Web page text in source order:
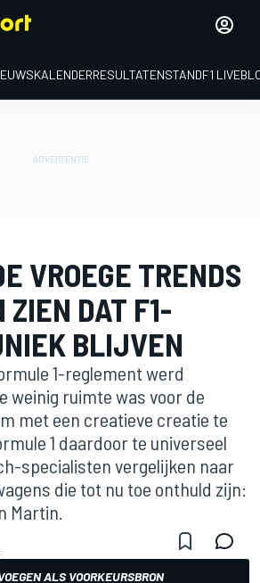
KALENDERRESULTATENSTANDF1
VROEGE TRENDS
ZIEN DAT F1-
BLIJVEN
1-reglement werd
weinig ruimte was voor de
met een creatieve creatie te
1 daardoor te universeel
specialisten vergelijken naar
die tot nu toe onthuld zijn:
Martin.
ALS VOORKEURSBRON